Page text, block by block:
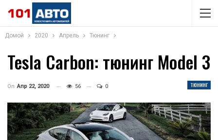
Домой 2020 Апрель Тюнинг
Tesla Carbon: тюнинг Model 3
ТЮНИНГ
On Апр 22, 2020 56 0